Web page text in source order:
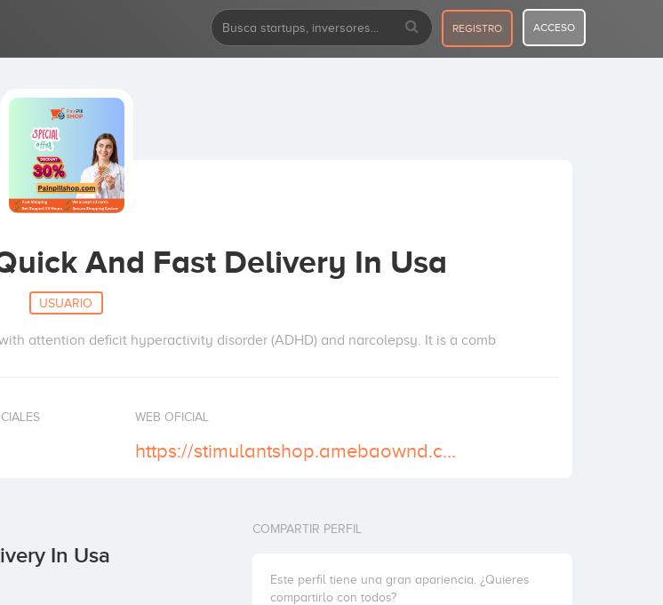
REGISTRO ACCESO
And Fast Delivery In Usa
USUARIO
attention deficit hyperactivity disorder (ADHD) and narcolepsy. It is a comb
WEB OFICIAL
https://stimulantshop.amebaownd.com/
In Usa
COMPARTIR PERFIL
Este perfil tiene una gran apariencia. ¿Quieres
compartirlo con todos?